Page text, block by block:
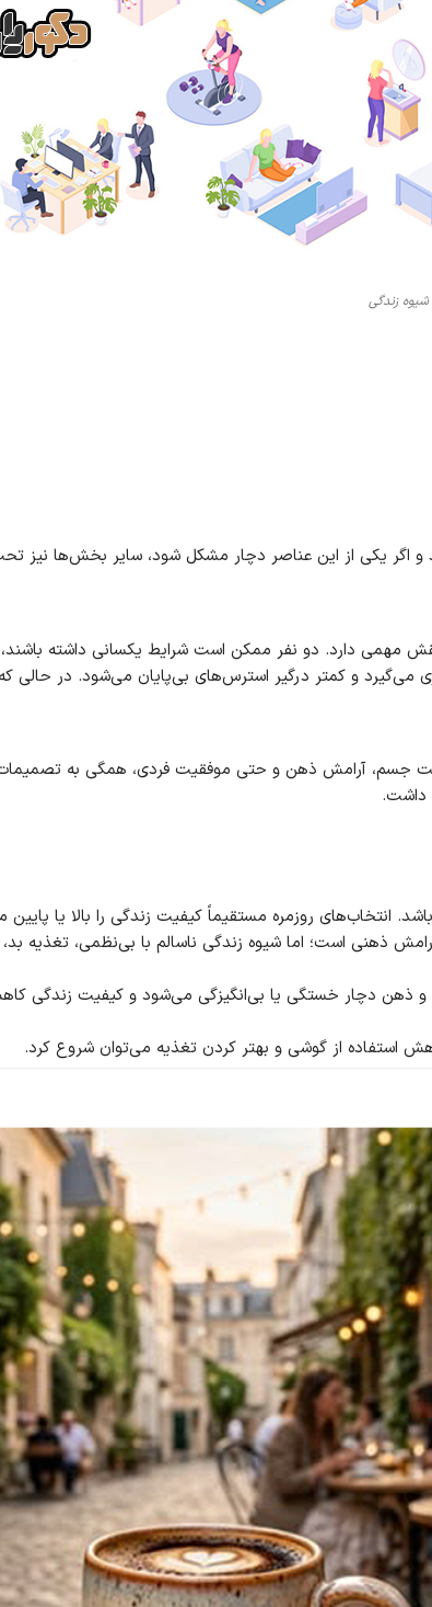
زندگی
یکی از این عناصر دچار مشکل شود، سایر بخش‌ها نیز
مهمی دارد. دو نفر ممکن است شرایط یکسانی داشته
می‌گیرد و کمتر درگیر استرس‌های بی‌پایان می‌شود. در
آرامش ذهن و حتی موفقیت فردی، همگی به تصمیمات
داشت.
انتخاب‌های روزمره مستقیماً کیفیت زندگی را بالا یا پایین
ذهنی است؛ اما شیوه زندگی ناسالم با بی‌نظمی، تغذیه
و ذهن دچار خستگی یا بی‌انگیزگی می‌شود و کیفیت زندگی
استفاده از گوشی و بهتر کردن تغذیه می‌توان شروع کرد.